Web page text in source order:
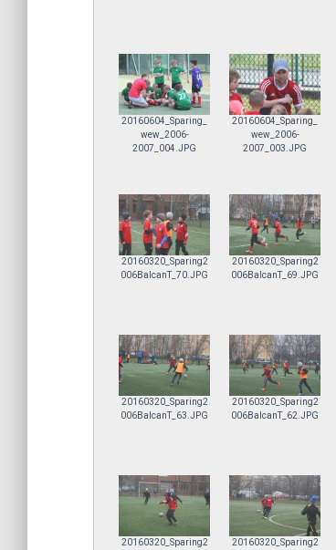
20160604_Sparing_
wew_2006-
2007_004.JPG
20160604_Sparing_
wew_2006-
2007_003.JPG
20160320_Sparing2
006BalcanT_70.JPG
20160320_Sparing2
006BalcanT_69.JPG
20160320_Sparing2
006BalcanT_63.JPG
20160320_Sparing2
006BalcanT_62.JPG
20160320_Sparing2
20160320_Sparing2